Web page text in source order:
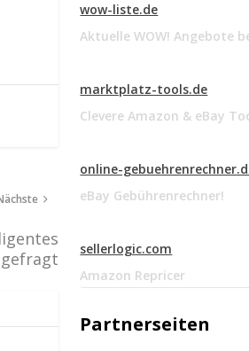
wow-liste.de
Aktuelle WOW! Angebote
marktplatz-tools.de
Clevere Amazon & eBay
online-
eBay Gebührenrechner!
sellerlogic.com
Amazon Repricer
Partnerseiten